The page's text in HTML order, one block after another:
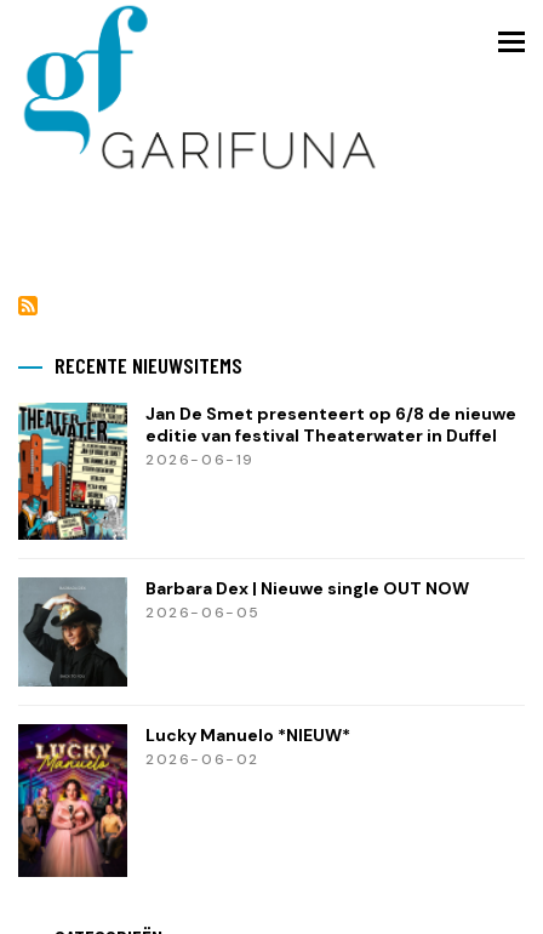
naar
inhoud
gaan
RECENTE NIEUWSITEMS
Jan De Smet presenteert op 6/8 de nieuwe
editie van festival Theaterwater in Duffel
2026-06-19
Barbara Dex | Nieuwe single OUT NOW
2026-06-05
Lucky Manuelo *NIEUW*
2026-06-02